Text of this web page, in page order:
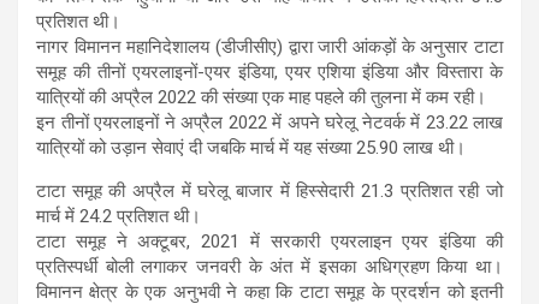
प्रतिशत थी।
नागर विमानन महानिदेशालय (डीजीसीए) द्वारा जारी आंकड़ों के अनुसार टाटा
समूह की तीनों एयरलाइनों-एयर इंडिया, एयर एशिया इंडिया और विस्तारा के
यात्रियों की अप्रैल 2022 की संख्या एक माह पहले की तुलना में कम रही।
इन तीनों एयरलाइनों ने अप्रैल 2022 में अपने घरेलू नेटवर्क में 23.22 लाख
यात्रियों को उड़ान सेवाएं दी जबकि मार्च में यह संख्या 25.90 लाख थी।
टाटा समूह की अप्रैल में घरेलू बाजार में हिस्सेदारी 21.3 प्रतिशत रही जो
मार्च में 24.2 प्रतिशत थी।
टाटा समूह ने अक्टूबर, 2021 में सरकारी एयरलाइन एयर इंडिया की
प्रतिस्पर्धी बोली लगाकर जनवरी के अंत में इसका अधिग्रहण किया था।
विमानन क्षेत्र के एक अनुभवी ने कहा कि टाटा समूह के प्रदर्शन को इतनी